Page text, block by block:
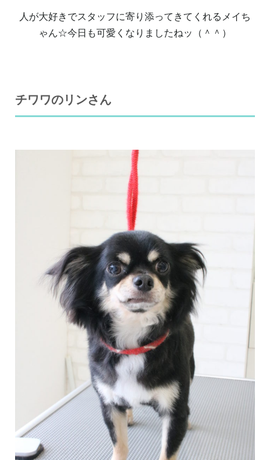
人が大好きでスタッフに寄り添ってきてくれるメイち
ゃん☆今日も可愛くなりましたねッ（＾＾）
チワワのリンさん